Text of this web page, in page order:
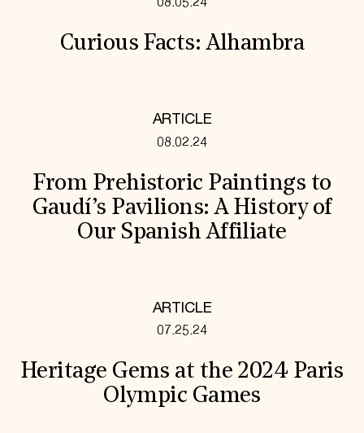
Curious Facts: Alhambra
ARTICLE
08.02.24
From Prehistoric Paintings to
Gaudí’s Pavilions: A History of
Our Spanish Affiliate
ARTICLE
07.25.24
Heritage Gems at the 2024 Paris
Olympic Games